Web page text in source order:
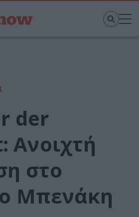
der
Ανοιχτή
στο
Μπενάκη